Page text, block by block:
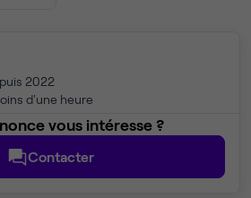
2022
d'une heure
vous intéresse ?
Contacter